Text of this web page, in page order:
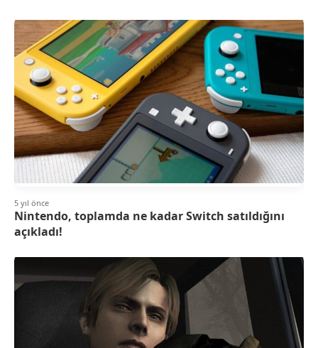
5 yıl önce
Nintendo, toplamda ne kadar Switch satıldığını
açıkladı!